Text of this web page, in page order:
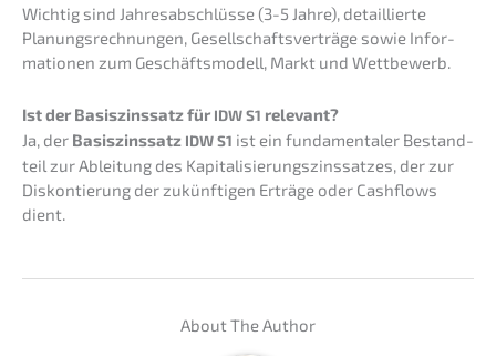
Wichtig sind Jahres­ab­schlüs­se (3-5 Jahre), detail­lier­te
Planungs­rech­nun­gen, Gesell­schafts­ver­trä­ge sowie Infor­
ma­tio­nen zum Geschäfts­mo­dell, Markt und Wettbewerb.
Ist der Basis­zins­satz für IDWS1 relevant?
Ja, der Basis­zins­satz IDWS1 ist ein funda­men­ta­ler Bestand­
teil zur Ablei­tung des Kapita­li­sie­rungs­zins­sat­zes, der zur
Diskon­tie­rung der zukünf­ti­gen Erträ­ge oder Cashflows
dient.
About The Author